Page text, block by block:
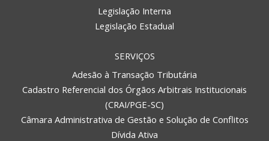
Legislação Interna
Legislação Estadual
SERVIÇOS
Adesão à Transação Tributária
Cadastro Referencial dos Órgãos Arbitrais Institucionais
(CRAI/PGE-SC)
Câmara Administrativa de Gestão e Solução de Conflitos
Dívida Ativa